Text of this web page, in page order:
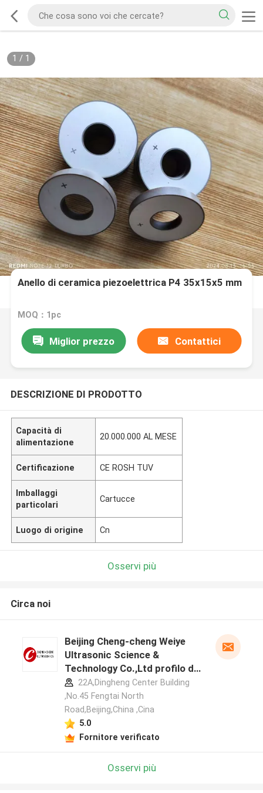
1 / 1
Anello di ceramica piezoelettrica P4 35x15x5 mm
MOQ：1pc
Miglior prezzo Contattici
DESCRIZIONE DI PRODOTTO
Capacità di
alimentazione
20.000.000 AL MESE
Certificazione CE ROSH TUV
Imballaggi
particolari
Cartucce
Luogo di origine Cn
Osservi più
Circa noi
Beijing Cheng-cheng Weiye
Ultrasonic Science &
Technology Co.,Ltd profilo del
produttore
22A,Dingheng Center Building
,No.45 Fengtai North
Road,Beijing,China ,Cina
5.0
Fornitore verificato
Osservi più